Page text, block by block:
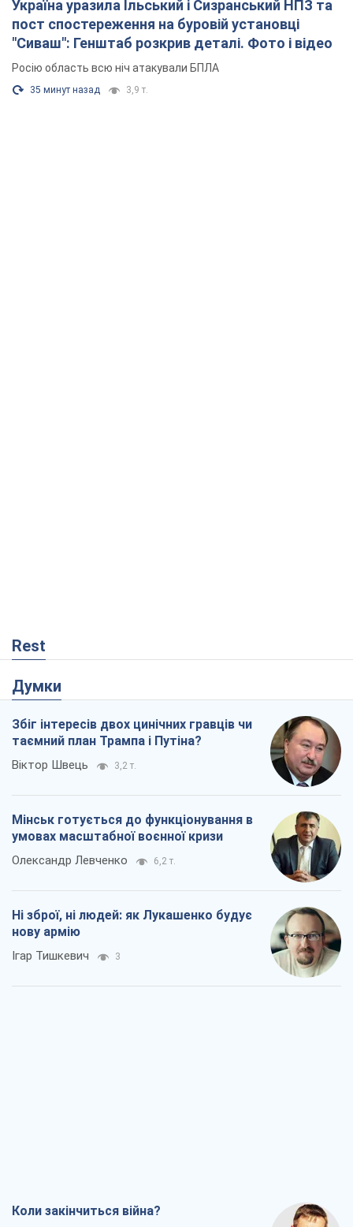
Україна уразила Ільський і Сизранський НПЗ та
пост спостереження на буровій установці
"Сиваш": Генштаб розкрив деталі. Фото і відео
Росію область всю ніч атакували БПЛА
35 минут назад 3,9 т.
Rest
Думки
Збіг інтересів двох цинічних гравців чи
таємний план Трампа і Путіна?
Віктор Швець 3,2 т.
Мінськ готується до функціонування в
умовах масштабної воєнної кризи
Олександр Левченко 6,2 т.
Ні зброї, ні людей: як Лукашенко будує
нову армію
Ігар Тишкевич 3
Коли закінчиться війна?